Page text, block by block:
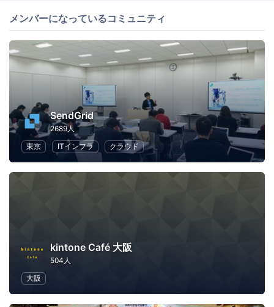
メンバーになっているコミュニティ
SendGrid
2689人
東京
ITインフラ クラウド
kintone Café 大阪
504人
大阪